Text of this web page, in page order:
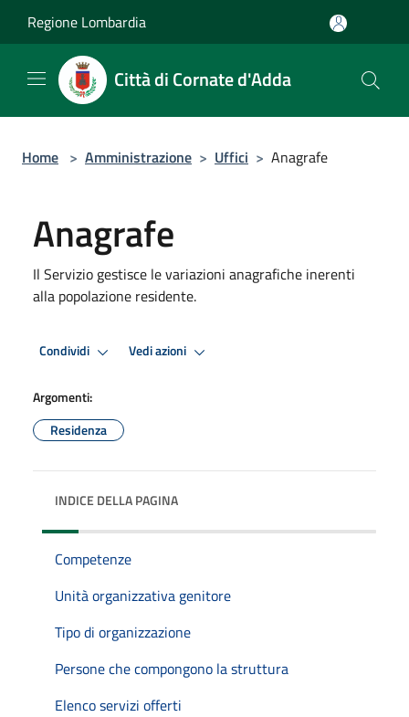
Regione Lombardia
Città di Cornate d'Adda
Home > Amministrazione > Uffici > Anagrafe
Anagrafe
Il Servizio gestisce le variazioni anagrafiche inerenti
alla popolazione residente.
Condividi Vedi azioni
Argomenti:
Residenza
INDICE DELLA PAGINA
Competenze
Unità organizzativa genitore
Tipo di organizzazione
Persone che compongono la struttura
Elenco servizi offerti